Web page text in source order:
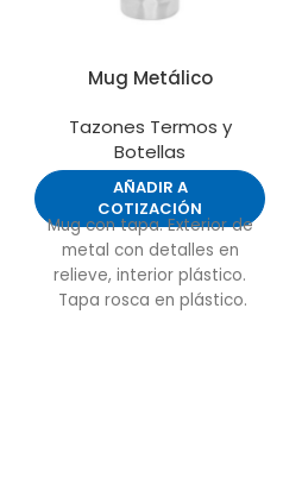
Mug Metálico
Tazones Termos y
Botellas
AÑADIR A
COTIZACIÓN
Mug con tapa. Exterior de
metal con detalles en
relieve, interior plástico.
Tapa rosca en plástico.